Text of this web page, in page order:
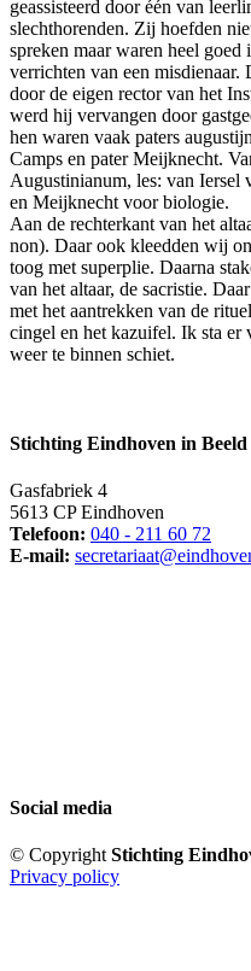
geassisteerd door één van
slechthorenden. Zij hoefden
spreken maar waren heel
verrichten van een misdienaar.
door de eigen rector van het
werd hij vervangen door
hen waren vaak paters
Camps en pater Meijknecht.
Augustinianum, les: van
en Meijknecht voor biologie.
Aan de rechterkant van het
non). Daar ook kleedden wij
toog met superplie. Daarna
van het altaar, de sacristie.
met het aantrekken van de
cingel en het kazuifel. Ik sta er
weer te binnen schiet.
Stichting Eindhoven in Beeld
Gasfabriek 4
5613 CP Eindhoven
Telefoon: 040 - 211 60 72
E-mail:
Social media
© CopyrightStichting
Privacy policy